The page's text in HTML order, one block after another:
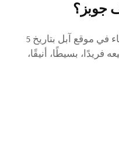
جوبز؟
"ستيف جوبز 1955-2011"، هكذا جاء في موقع آبل بتاريخ 5
فريدًا، بسيطًا، أنيقًا،